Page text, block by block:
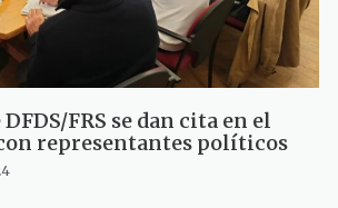
FRS se dan cita en el
representantes políticos